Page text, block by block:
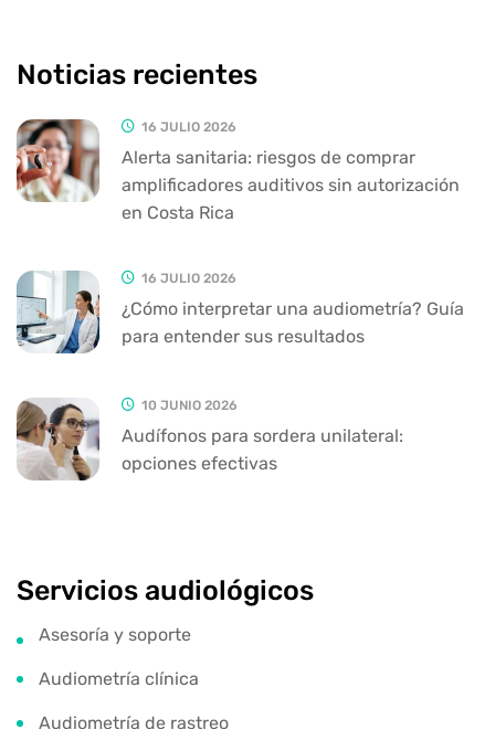
Noticias recientes
16 JULIO 2026
Alerta sanitaria: riesgos de comprar
amplificadores auditivos sin autorización
en Costa Rica
16 JULIO 2026
¿Cómo interpretar una audiometría? Guía
para entender sus resultados
10 JUNIO 2026
Audífonos para sordera unilateral:
opciones efectivas
Servicios audiológicos
Asesoría y soporte
Audiometría clínica
Audiometría de rastreo